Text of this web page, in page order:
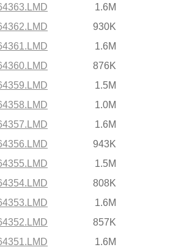
1.6M
930K
1.6M
876K
1.5M
1.0M
1.6M
943K
1.5M
808K
1.6M
857K
1.6M